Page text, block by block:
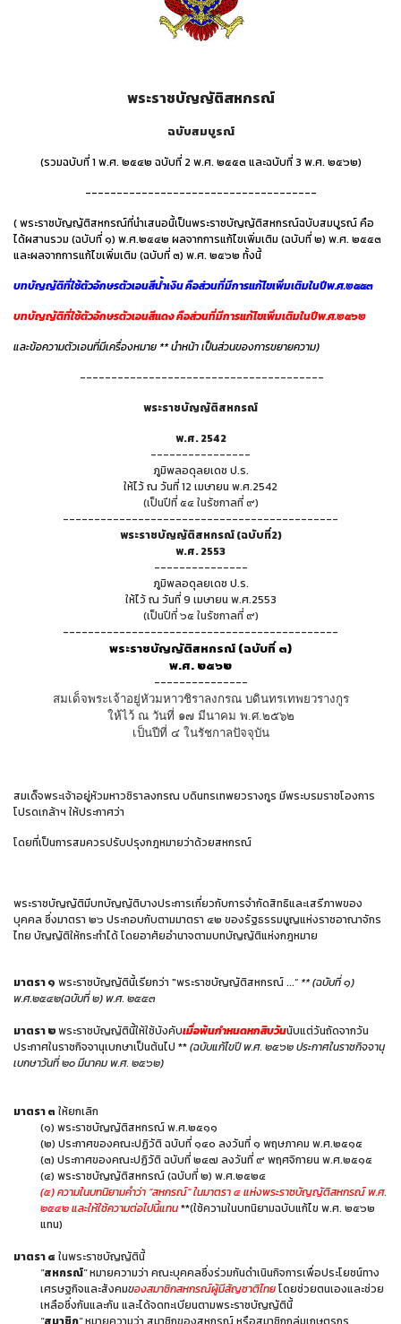
พระราชบัญญัติสหกรณ์
ฉบับสมบูรณ์
(รวมฉบับที่ 1 พ.ศ. ๒๕๔๒ ฉบับที่ 2 พ.ศ. ๒๕๕๓ และฉบับที่ 3 พ.ศ. ๒๕๖๒)
-------------------------------------
( พระราชบัญญัติสหกรณ์ที่นำเสนอนี้เป็นพระราชบัญญัติสหกรณ์ฉบับสมบูรณ์ คือ
ได้ผสานรวม (ฉบับที่ ๑) พ.ศ.๒๕๔๒ ผลจากการแก้ไขเพิ่มเติม (ฉบับที่ ๒) พ.ศ. ๒๕๕๓
และผลจากการแก้ไขเพิ่มเติม (ฉบับที่ ๓) พ.ศ. ๒๕๖๒ ทั้งนี้
บทบัญญัติที่ใช้ตัวอักษรตัวเอนสีน้ำเงิน คือส่วนที่มีการแก้ไขเพิ่มเติมในปีพ.ศ.๒๕๕๓
บทบัญญัติที่ใช้ตัวอักษรตัวเอนสีแดง คือส่วนที่มีการแก้ไขเพิ่มเติมในปีพ.ศ.๒๕๖๒
และข้อความตัวเอนที่มีเครื่องหมาย **นำหน้า เป็นส่วนของการขยายความ)
---------------------------------------
พระราชบัญญัติสหกรณ์
พ.ศ. 2542
----------------
ภูมิพลอดุลยเดช ป.ร.
ให้ไว้ ณ วันที่ 12 เมษายน พ.ศ.2542
(เป็นปีที่ ๕๔ ในรัชกาลที่ ๙)
--------------------------------------------
พระราชบัญญัติสหกรณ์ (ฉบับที่2)
พ.ศ. 2553
---------------
ภูมิพลอดุลยเดช ป.ร.
ให้ไว้ ณ วันที่ 9 เมษายน พ.ศ.2553
(เป็นปีที่ ๖๕ ในรัชกาลที่ ๙)
--------------------------------------------
พระราชบัญญัติสหกรณ์ (ฉบับที่ ๓)
พ.ศ. ๒๕๖๒
---------------
สมเด็จพระเจ้าอยู่หัวมหาวชิราลงกรณ บดินทรเทพยวรางกูร
ให้ไว้ ณ วันที่ ๑๗ มีนาคม พ.ศ.๒๕๖๒
เป็นปีที่ ๔ ในรัชกาลปัจจุบัน
สมเด็จพระเจ้าอยู่หัวมหาวชิราลงกรณ บดินทรเทพยวรางกูร มีพระบรมราชโองการ
โปรดเกล้าฯ ให้ประกาศว่า
โดยที่เป็นการสมควรปรับปรุงกฎหมายว่าด้วยสหกรณ์
พระราชบัญญัติมีบทบัญญัติบางประการเกี่ยวกับการจำกัดสิทธิและเสรีภาพของ
บุคคล ซึ่งมาตรา ๒๖ ประกอบกับตามมาตรา ๔๒ ของรัฐธรรมนูญแห่งราชอาณาจักร
ไทย บัญญัติให้กระทำได้ โดยอาศัยอำนาจตามบทบัญญัติแห่งกฎหมาย
มาตรา ๑ พระราชบัญญัตินี้เรียกว่า "พระราชบัญญัติสหกรณ์ ...“ ** (ฉบับที่ ๑)
พ.ศ.๒๕๔๒(ฉบับที่ ๒) พ.ศ. ๒๕๕๓
มาตรา ๒พระราชบัญญัตินี้ให้ใช้บังคับเมื่อพ้นกำหนดหกสิบวันนับแต่วันถัดจากวัน
ประกาศในราชกิจจานุเบกษาเป็นต้นไป **(ฉบับแก้ไขปี พ.ศ. ๒๕๖๒ ประกาศในราชกิจจานุ
เบกษาวันที่ ๒๐ มีนาคม พ.ศ. ๒๕๖๒)
มาตรา ๓ ให้ยกเลิก
(๑) พระราชบัญญัติสหกรณ์ พ.ศ.๒๕๑๑
(๒) ประกาศของคณะปฏิวัติ ฉบับที่ ๑๔๐ ลงวันที่ ๑ พฤษภาคม พ.ศ.๒๕๑๕
(๓) ประกาศของคณะปฏิวัติ ฉบับที่ ๒๔๗ ลงวันที่ ๙ พฤศจิกายน พ.ศ.๒๕๑๕
(๔) พระราชบัญญัติสหกรณ์ (ฉบับที่ ๒) พ.ศ.๒๕๒๔
(๕) ความในบทนิยามคำว่า “สหกรณ์” ในมาตรา ๔ แห่งพระราชบัญญัติสหกรณ์ พ.ศ.
๒๕๔๒ และให้ใช้ความต่อไปนี้แทน**(ใช้ความในบทนิยามฉบับแก้ไข พ.ศ. ๒๕๖๒
แทน)
มาตรา ๔ ในพระราชบัญญัตินี้
"สหกรณ์"หมายความว่า คณะบุคคลซึ่งร่วมกันดำเนินกิจการเพื่อประโยชน์ทาง
เศรษฐกิจและสังคมของสมาชิกสหกรณ์ผู้มีสัญชาติไทยโดยช่วยตนเองและช่วย
เหลือซึ่งกันและกัน และได้จดทะเบียนตามพระราชบัญญัตินี้